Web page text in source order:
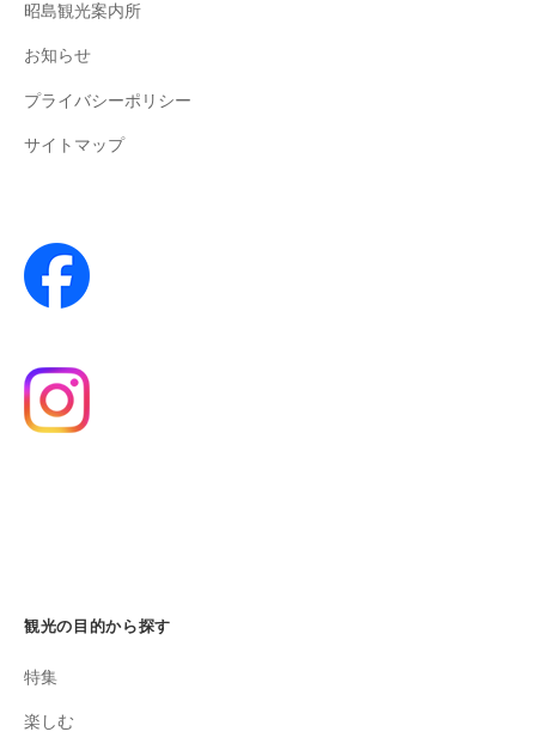
昭島観光案内所
お知らせ
プライバシーポリシー
サイトマップ
観光の目的から探す
特集
楽しむ